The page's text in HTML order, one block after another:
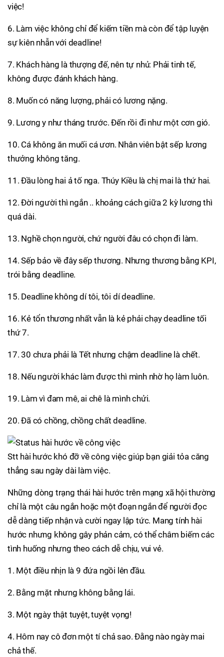
việc!
6. Làm việc không chỉ để kiếm tiền mà còn để tập luyện
sự kiên nhẫn với deadline!
7. Khách hàng là thượng đế, nên tự nhủ: Phải tinh tế,
không được đánh khách hàng.
8. Muốn có năng lượng, phải có lương nặng.
9. Lương y như tháng trước. Đến rồi đi như một cơn gió.
10. Cá không ăn muối cá ươn. Nhân viên bật sếp lương
thưởng không tăng.
11. Đầu lòng hai ả tố nga. Thúy Kiều là chị mai là thứ hai.
12. Đời người thì ngắn .. khoảng cách giữa 2 kỳ lương thì
quá dài.
13. Nghề chọn người, chứ người đâu có chọn đi làm.
14. Sếp bảo về đây sếp thương. Nhưng thương bằng KPI,
trói bằng deadline.
15. Deadline không dí tôi, tôi dí deadline.
16. Kẻ tổn thương nhất vẫn là kẻ phải chạy deadline tối
thứ 7.
17. 30 chưa phải là Tết nhưng chậm deadline là chết.
18. Nếu người khác làm được thì mình nhờ họ làm luôn.
19. Làm vì đam mê, ai chê là mình chửi.
20. Đã có chồng, chồng chất deadline.
Stt hài hước khó đỡ về công việc giúp bạn giải tỏa căng
thẳng sau ngày dài làm việc.
Những dòng trạng thái hài hước trên mạng xã hội thường
chỉ là một câu ngắn hoặc một đoạn ngắn để người đọc
dễ dàng tiếp nhận và cười ngay lập tức. Mang tính hài
hước nhưng không gây phản cảm, có thể châm biếm các
tình huống nhưng theo cách dễ chịu, vui vẻ.
1. Một điều nhịn là 9 đứa ngồi lên đầu.
2. Bằng mặt nhưng không bằng lái.
3. Một ngày thật tuyệt, tuyệt vọng!
4. Hôm nay cô đơn một tí chả sao. Đằng nào ngày mai
chả thế.